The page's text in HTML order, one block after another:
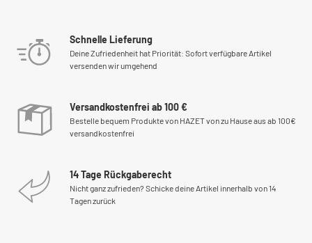
Schnelle Lieferung
Deine Zufriedenheit hat Priorität: Sofort verfügbare Artikel
versenden wir umgehend
Versandkostenfrei ab 100 €
Bestelle bequem Produkte von HAZET von zu Hause aus ab 100€
versandkostenfrei
14 Tage Rückgaberecht
Nicht ganz zufrieden? Schicke deine Artikel innerhalb von 14
Tagen zurück